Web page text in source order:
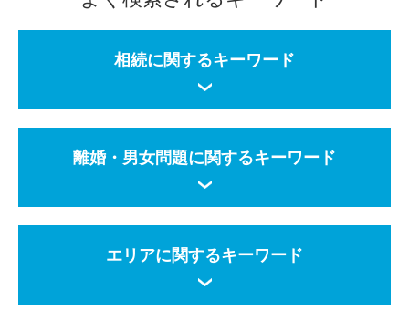
相続に関するキーワード
離婚・男女問題に関するキーワード
エリアに関するキーワード